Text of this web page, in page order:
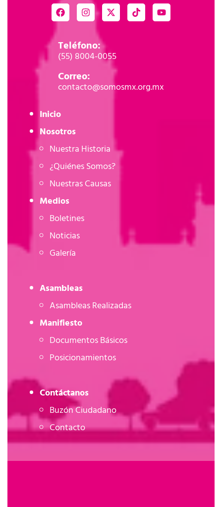
Teléfono:
(55) 8004-0055
Correo:
contacto@somosmx.org.mx
Inicio
Nosotros
Nuestra Historia
¿Quiénes Somos?
Nuestras Causas
Medios
Boletines
Noticias
Galería
Asambleas
Asambleas Realizadas
Manifiesto
Documentos Básicos
Posicionamientos
Contáctanos
Buzón Ciudadano
Contacto